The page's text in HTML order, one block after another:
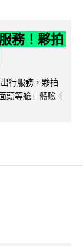
務！夥拍
行服務，夥拍
頭等艙」體驗。